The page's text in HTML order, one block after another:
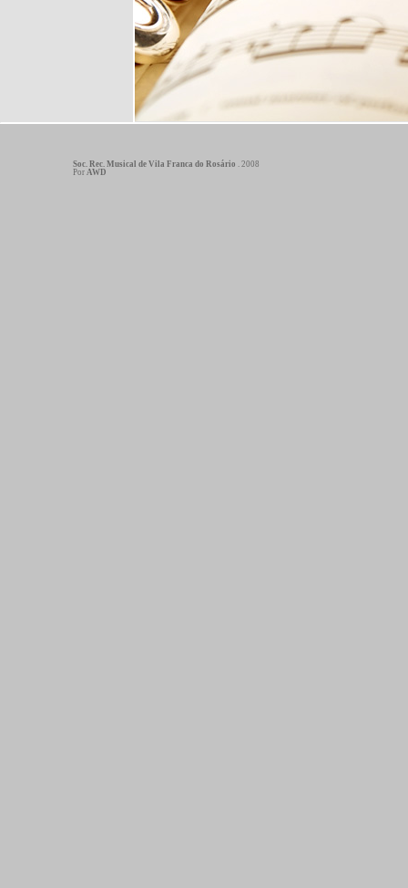
Soc. Rec. Musical de Vila Franca do Rosário . 2008
Por AWD